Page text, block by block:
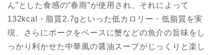
ん”とした食感の“春雨”が使用され、それによって
132kcal・脂質2.7gといった低カロリー・低脂質を実
現、さらにポークをベースに蟹などの魚介の旨味をし
っかり利かせた中華風の醤油スープがじっくりと楽し